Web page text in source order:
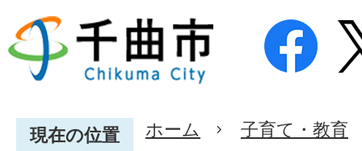
現在の位置 ホーム 子育て・教育